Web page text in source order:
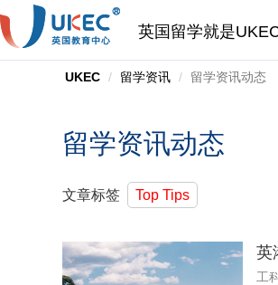
英国留学就是
UKEC 留学资讯 留学资讯动态
留学资讯动态
文章标签 Top Tips
英
工